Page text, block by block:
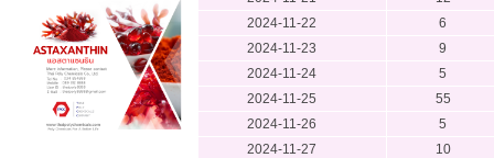
2024-11-22
6
2024-11-23
9
2024-11-24
5
2024-11-25
55
2024-11-26
5
2024-11-27
10